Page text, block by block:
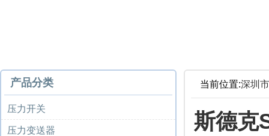
当前位置:深圳
斯德克
产品分类
压力开关
压力变送器